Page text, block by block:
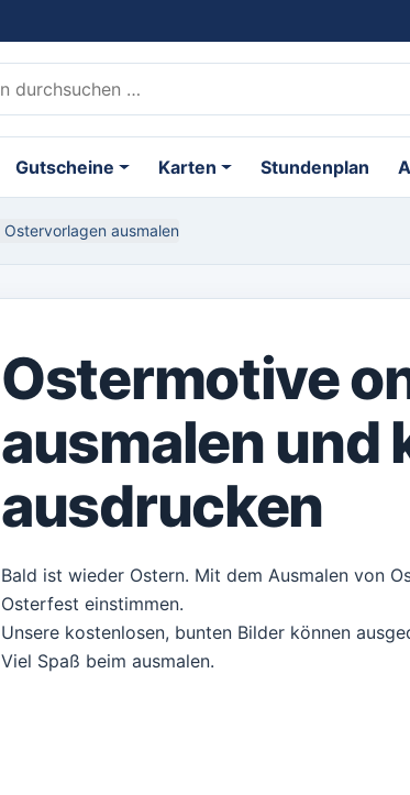
Gutscheine Karten Stundenplan
Ostervorlagen ausmalen
Ostermotive
ausmalen und
ausdrucken
Bald ist wieder Ostern. Mit dem Ausmalen von
Osterfest einstimmen.
Unsere kostenlosen, bunten Bilder können
Viel Spaß beim ausmalen.